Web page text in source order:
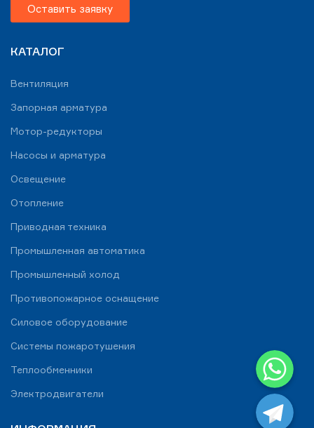
Оставить заявку
КАТАЛОГ
Вентиляция
Запорная арматура
Мотор-редукторы
Насосы и арматура
Освещение
Отопление
Приводная техника
Промышленная автоматика
Промышленный холод
Противопожарное оснащение
Силовое оборудование
Системы пожаротушения
Теплообменники
Электродвигатели
WhatsApp
Telegram